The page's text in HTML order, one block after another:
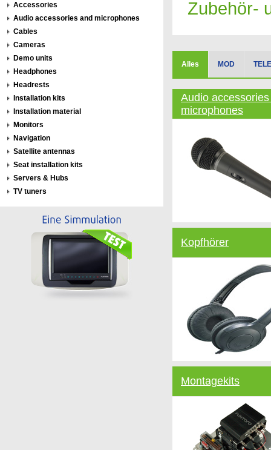
Accessories
Audio accessories and microphones
Cables
Cameras
Demo units
Headphones
Headrests
Installation kits
Installation material
Monitors
Navigation
Satellite antennas
Seat installation kits
Servers & Hubs
TV tuners
Zubehör-
Alles MOD
Audio
microphones
Kopfhörer
Montagekits